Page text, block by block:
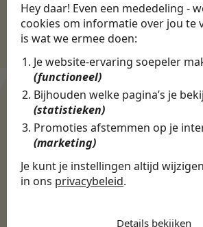
Hey daar! Even een mededeling -
cookies om informatie over jou te
is wat we ermee doen:
Je website-ervaring soepeler
(functioneel)
Bijhouden welke pagina’s je
(statistieken)
Promoties afstemmen op je
(marketing)
Je kunt je instellingen altijd
in ons privacybeleid.
Details bekijken
WERKGEVERS
Ontdek meer dan
werkgevers